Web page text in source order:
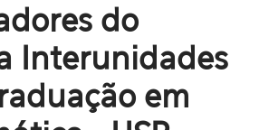
do
Interunidades
em